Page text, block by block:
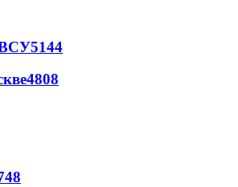
ВСУ5144
4808